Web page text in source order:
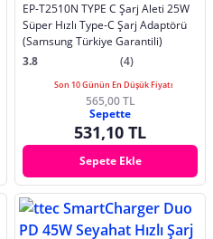
EP-T2510N TYPE C Şarj Aleti 25W
Süper Hızlı Type-C Şarj Adaptörü
(Samsung Türkiye Garantili)
3.8
(4)
Son 10 Günün En Düşük Fiyatı
565,00 TL
Sepette
531,10 TL
Sepete Ekle